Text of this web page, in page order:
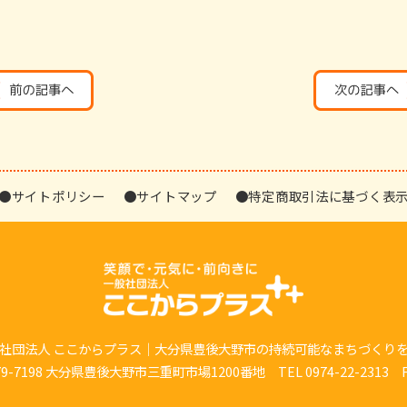
●サイトポリシー ●サイトマップ ●特定商取引法に基づく表示
団法人 ここからプラス｜大分県豊後大野市の持続可能なまちづくり
7198 大分県豊後大野市三重町市場1200番地 TEL 0974-22-2313